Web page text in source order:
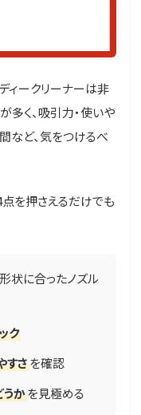
ィークリーナーは非
多く、吸引力・使いや
など、気をつけるべ
を押さえるだけでも
状に合ったノズル
ク
すさを確認
うかを見極める